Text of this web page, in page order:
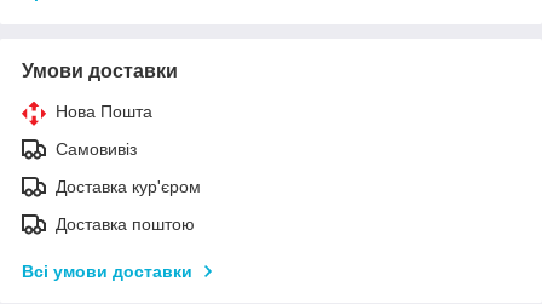
Умови доставки
Нова Пошта
Самовивіз
Доставка кур'єром
Доставка поштою
Всі умови доставки